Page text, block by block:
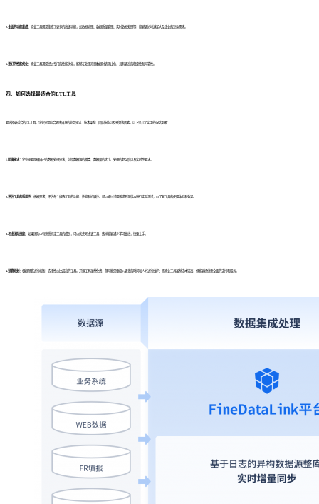
2.全面的功能集成： 商业工具通常集成了更多的高级功能，如数据治理、数据质量管理、实时数据处理等，能够更好地满足大型企业的复杂需求。
3.更好的性能优化： 商业工具通常经过专门的性能优化，能够在处理海量数据时表现出色，且有更高的稳定性和可靠性。
四、 如何选择最适合的ETL工具
要选择最适合的ETL工具，企业需要综合考虑自身的业务需求、技术架构、团队技能以及预算等因素。以下是几个实用的选型步骤：
1. 明确需求： 企业需要明确自己的数据处理需求，包括数据源的种类、数据量的大小、处理的复杂度以及实时性要求。
2.评估工具的适用性： 根据需求，评估每个候选工具的功能、性能和扩展性。可以通过试用版或开源版本进行实际测试，以了解工具的使用体验和效果。
3.考虑团队技能： 如果团队中有熟悉特定工具的成员，可以优先考虑该工具，这样能够减少学习曲线，快速上手。
4.预算规划： 根据预算进行权衡，选择性价比最高的工具。开源工具虽然免费，但可能需要投入更多的时间和人力进行维护；而商业工具虽然成本较高，但能够提供更全面的支持和服务。